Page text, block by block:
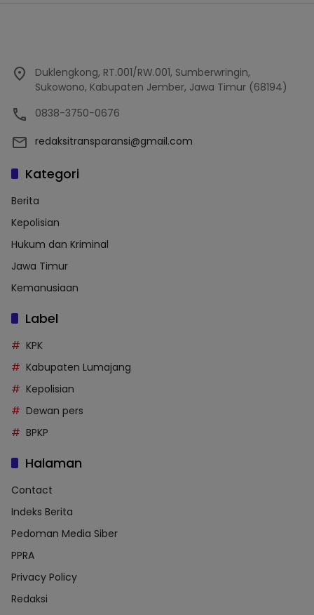
Duklengkong, RT.001/RW.001, Sumberwringin,
Sukowono, Kabupaten Jember, Jawa Timur (68194)
0838-3750-0676
redaksitransparansi@gmail.com
Kategori
Berita
Kepolisian
Hukum dan Kriminal
Jawa Timur
Kemanusiaan
Label
KPK
Kabupaten Lumajang
Kepolisian
Dewan pers
BPKP
Halaman
Contact
Indeks Berita
Pedoman Media Siber
PPRA
Privacy Policy
Redaksi